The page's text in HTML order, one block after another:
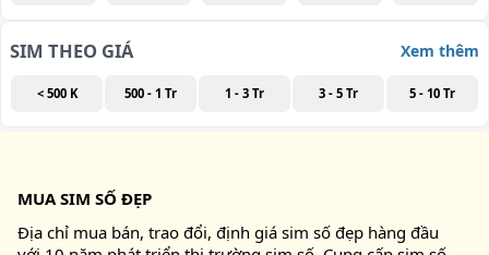
SIM THEO GIÁ Xem thêm
< 500 K 500 - 1 Tr 1 - 3 Tr 3 - 5 Tr 5 - 10 Tr
MUA SIM SỐ ĐẸP
Địa chỉ mua bán, trao đổi, định giá sim số đẹp hàng đầu